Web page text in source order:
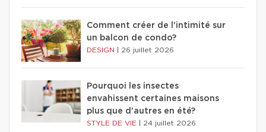
Comment créer de l'intimité sur
un balcon de condo?
DESIGN 26 juillet 2026
Pourquoi les insectes
envahissent certaines maisons
plus que d'autres en été?
STYLE DE VIE 24 juillet 2026